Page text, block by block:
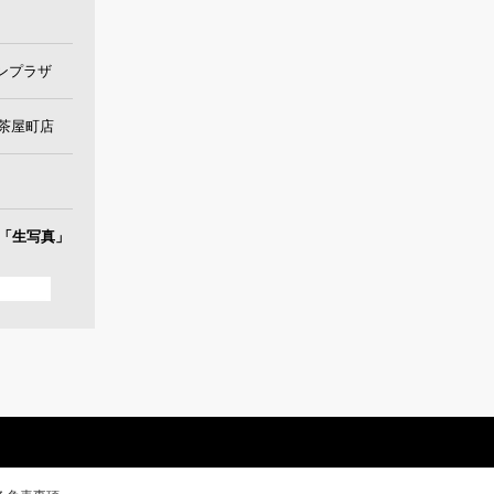
プラザ
屋町店
生写真」